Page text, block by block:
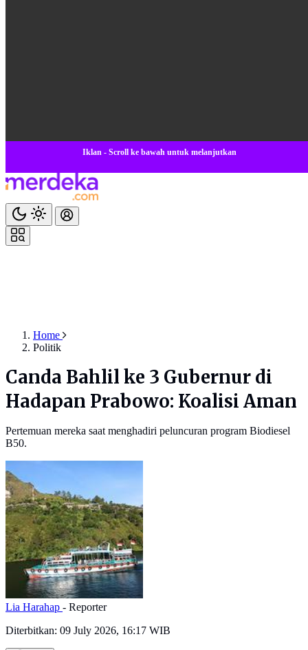
Iklan - Scroll ke bawah untuk melanjutkan
Home
Politik
Canda Bahlil ke 3 Gubernur di
Hadapan Prabowo: Koalisi Aman
Pertemuan mereka saat menghadiri peluncuran program Biodiesel
B50.
Lia Harahap - Reporter
Diterbitkan: 09 July 2026, 16:17 WIB